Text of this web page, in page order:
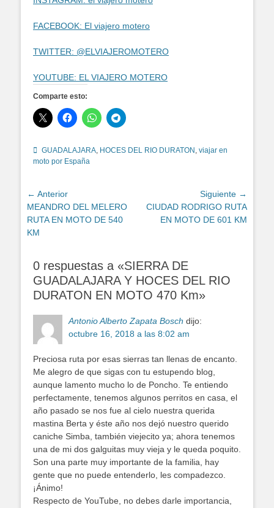
FACEBOOK: El viajero motero
TWITTER: @ELVIAJEROMOTERO
YOUTUBE: EL VIAJERO MOTERO
Comparte esto:
Etiquetas
GUADALAJARA, HOCES DEL RIO DURATON , viajar en
moto por España
Navegación
de
entradas
← Anterior
Entrada
anterior:
MEANDRO DEL MELERO
RUTA EN MOTO DE 540
KM
Siguiente →
Entrada
siguiente:
CIUDAD RODRIGO RUTA
EN MOTO DE 601 KM
0 respuestas a «SIERRA DE
GUADALAJARA Y HOCES DEL RIO
DURATON EN MOTO 470 Km»
Antonio Alberto Zapata Bosch dijo:
octubre 16, 2018 a las 8:02 am
Preciosa ruta por esas sierras tan llenas de encanto.
Me alegro de que sigas con tu estupendo blog,
aunque lamento mucho lo de Poncho. Te entiendo
perfectamente, tenemos algunos perritos en casa, el
año pasado se nos fue al cielo nuestra querida
mastina Berta y éste año nos dejó nuestro querido
caniche Simba, también viejecito ya; ahora tenemos
una de mi dos galguitas muy vieja y le queda poquito.
Son una parte muy importante de la familia, hay
gente que no puede entenderlo, les compadezco.
¡Ánimo!
Respecto de YouTube, no debes darle importancia,